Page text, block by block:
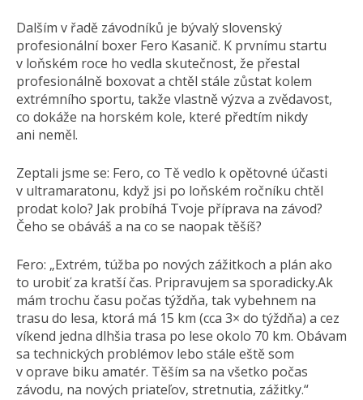
Dalším v řadě závodníků je bývalý slovenský
profesionální boxer Fero Kasanič. K prvnímu startu
v loňském roce ho vedla skutečnost, že přestal
profesionálně boxovat a chtěl stále zůstat kolem
extrémního sportu, takže vlastně výzva a zvědavost,
co dokáže na horském kole, které předtím nikdy
ani neměl.
Zeptali jsme se: Fero, co Tě vedlo k opětovné účasti
v ultramaratonu, když jsi po loňském ročníku chtěl
prodat kolo? Jak probíhá Tvoje příprava na závod?
Čeho se obáváš a na co se naopak těšíš?
Fero: „Extrém, túžba po nových zážitkoch a plán ako
to urobiť za kratší čas. Pripravujem sa sporadicky.Ak
mám trochu času počas týždňa, tak vybehnem na
trasu do lesa, ktorá má 15 km (cca 3× do týždňa) a cez
víkend jedna dlhšia trasa po lese okolo 70 km. Obávam
sa technických problémov lebo stále eště som
v oprave biku amatér. Těším sa na všetko počas
závodu, na nových priateľov, stretnutia, zážitky.“